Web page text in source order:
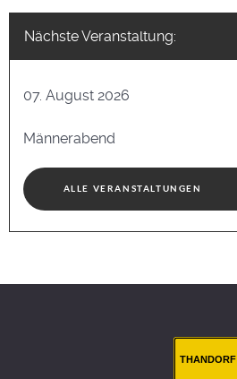
Nächste Veranstaltung:
07. August 2026
Männerabend
ALLE VERANSTALTUNGEN
THANDORF